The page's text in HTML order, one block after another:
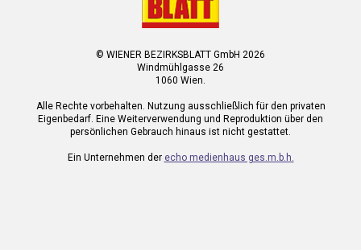
© WIENER BEZIRKSBLATT GmbH 2026
Windmühlgasse 26
1060 Wien.
Alle Rechte vorbehalten. Nutzung ausschließlich für den privaten
Eigenbedarf. Eine Weiterverwendung und Reproduktion über den
persönlichen Gebrauch hinaus ist nicht gestattet.
Ein Unternehmen der echo medienhaus ges.m.b.h.